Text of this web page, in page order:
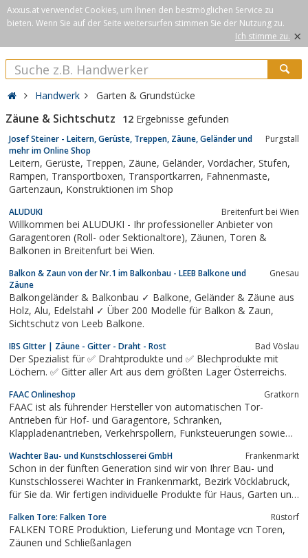
Axxus.at verwendet Cookies, um Ihnen den bestmöglichen Service zu
bieten. Wenn Sie auf der Seite weitersurfen stimmen Sie der Nutzung zu.
Ich stimme zu. ×
Handwerk Garten & Grundstücke
Zäune & Sichtschutz 12 Ergebnisse gefunden
Josef Steiner - Leitern, Gerüste, Treppen, Zäune, Geländer und
mehr im Online Shop
Purgstall
Leitern, Gerüste, Treppen, Zäune, Geländer, Vordächer, Stufen,
Rampen, Transportboxen, Transportkarren, Fahnenmaste,
Gartenzaun, Konstruktionen im Shop
ALUDUKI Breitenfurt bei Wien
Willkommen bei ALUDUKI - Ihr professioneller Anbieter von
Garagentoren (Roll- oder Sektionaltore), Zäunen, Toren &
Balkonen in Breitenfurt bei Wien.
Balkon & Zaun von der Nr.1 im Balkonbau - LEEB Balkone und
Zäune
Gnesau
Balkongeländer & Balkonbau ✓ Balkone, Geländer & Zäune aus
Holz, Alu, Edelstahl ✓ Über 200 Modelle für Balkon & Zaun,
Sichtschutz von Leeb Balkone.
IBS GItter | Zäune - Gitter - Draht - Rost Bad Vöslau
Der Spezialist für ✅ Drahtprodukte und ✅ Blechprodukte mit
Löchern. ✅ Gitter aller Art aus dem größten Lager Österreichs.
FAAC Onlineshop Gratkorn
FAAC ist als führender Hersteller von automatischen Tor-
Antrieben für Hof- und Garagentore, Schranken,
Klappladenantrieben, Verkehrspollern, Funksteuerungen sowie
können Sie die Qualitätsprodukte von FAAC bequem zu Top-
Preisen erwerben.
Wachter Bau- und Kunstschlosserei GmbH Frankenmarkt
Schon in der fünften Generation sind wir von Ihrer Bau- und
Kunstschlosserei Wachter in Frankenmarkt, Bezirk Vöcklabruck,
für Sie da. Wir fertigen individuelle Produkte für Haus, Garten und
Maßanfertigungen aus Schmiedeeisen und Einzelanfertigungen.
Falken Tore: Falken Tore Rüstorf
FALKEN TORE Produktion, Lieferung und Montage vcn Toren,
Zäunen und Schließanlagen